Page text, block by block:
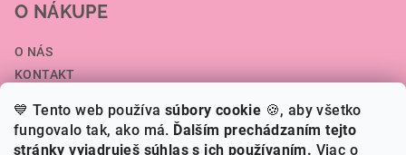
💙 Tento web používa súbory cookie 🍪, aby všetko
fungovalo tak, ako má. Ďalším prechádzaním tejto
stránky vyjadruješ súhlas s ich používaním. Viac o
O NÁKUPE
O NÁS
KONTAKT
ČLÁNKY